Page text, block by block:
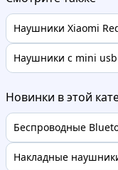
Наушники Xiaomi
Наушники с mini
Новинки в этой
Беспроводные
Накладные